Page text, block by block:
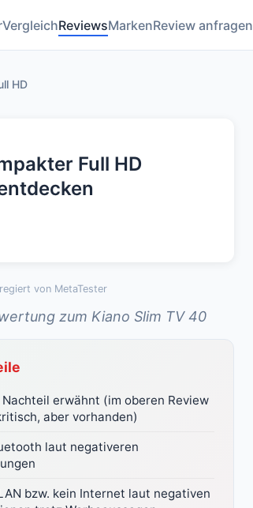
VergleichReviewsMarkenReview anfragen
HD
Full HD
von MetaTester
zum Kiano Slim TV 40
Nachteil erwähnt (im oberen Review
aber vorhanden)
laut negativeren
bzw. kein Internet laut negativen